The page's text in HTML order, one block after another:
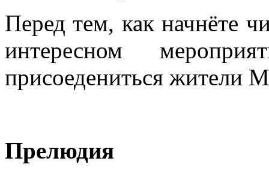
Перед тем, как начнёте
интересном
присоедениться жители
Прелюдия